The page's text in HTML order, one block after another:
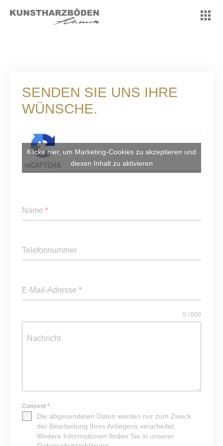
SENDEN SIE UNS IHRE
WÜNSCHE.
Klicke hier, um Marketing-Cookies zu akzeptieren und
diesen Inhalt zu aktivieren
Name *
Telefonnummer
E-Mail-Adresse *
Nachricht
0 / 800
Consent *
Die abgesendeten Daten werden nur zum Zweck
der Bearbeitung Ihres Anliegens verarbeitet.
Weitere Informationen finden Sie in unserer